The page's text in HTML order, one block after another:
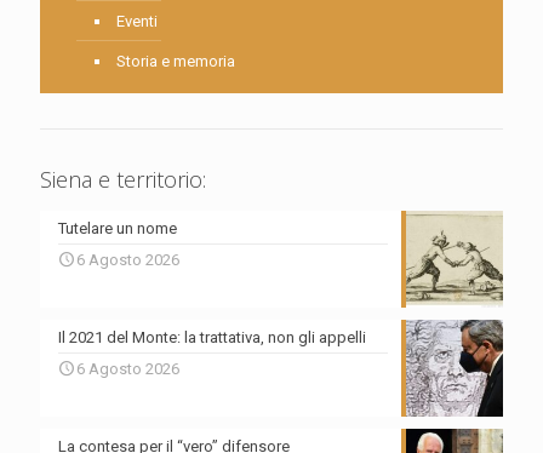
Eventi
Storia e memoria
Siena e territorio:
Tutelare un nome
6 Agosto 2026
Il 2021 del Monte: la trattativa, non gli appelli
6 Agosto 2026
La contesa per il “vero” difensore